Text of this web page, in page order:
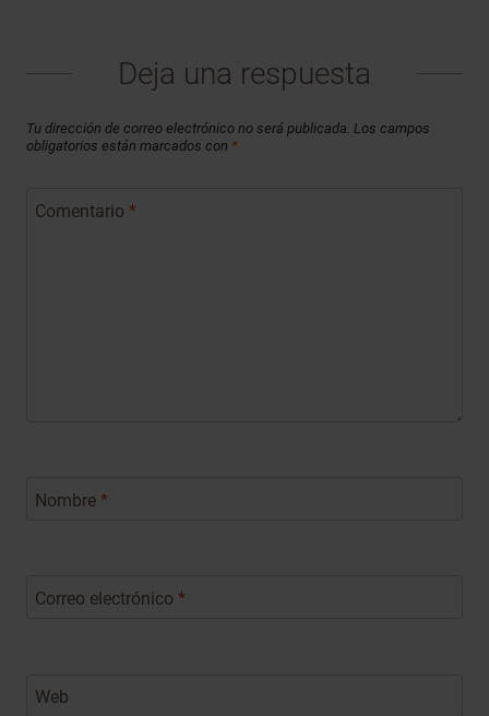
Deja una respuesta
Tu dirección de correo electrónico no será publicada. Los campos
obligatorios están marcados con *
Comentario *
Nombre *
Correo electrónico *
Web